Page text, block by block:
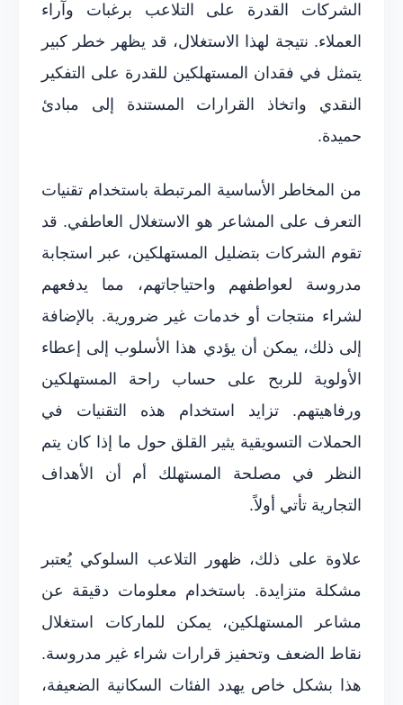
الشركات القدرة على التلاعب برغبات وآراء
العملاء. نتيجة لهذا الاستغلال، قد يظهر خطر كبير
يتمثل في فقدان المستهلكين للقدرة على التفكير
النقدي واتخاذ القرارات المستندة إلى مبادئ
حميدة.
من المخاطر الأساسية المرتبطة باستخدام تقنيات
التعرف على المشاعر هو الاستغلال العاطفي. قد
تقوم الشركات بتضليل المستهلكين، عبر استجابة
مدروسة لعواطفهم واحتياجاتهم، مما يدفعهم
لشراء منتجات أو خدمات غير ضرورية. بالإضافة
إلى ذلك، يمكن أن يؤدي هذا الأسلوب إلى إعطاء
الأولوية للربح على حساب راحة المستهلكين
ورفاهيتهم. تزايد استخدام هذه التقنيات في
الحملات التسويقية يثير القلق حول ما إذا كان يتم
النظر في مصلحة المستهلك أم أن الأهداف
التجارية تأتي أولاً.
علاوة على ذلك، ظهور التلاعب السلوكي يُعتبر
مشكلة متزايدة. باستخدام معلومات دقيقة عن
مشاعر المستهلكين، يمكن للماركات استغلال
نقاط الضعف وتحفيز قرارات شراء غير مدروسة.
هذا بشكل خاص يهدد الفئات السكانية الضعيفة،